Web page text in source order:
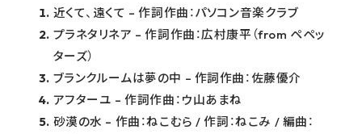
近くて、遠くて – 作詞作曲：パソコン音楽クラブ
プラネタリネア – 作詞作曲：広村康平（from ペペッ
ターズ）
ブランクルームは夢の中 – 作詞作曲：佐藤優介
アフターユ – 作詞作曲：ウ山あまね
砂漠の水 – 作曲：ねこむら / 作詞：ねこみ / 編曲：